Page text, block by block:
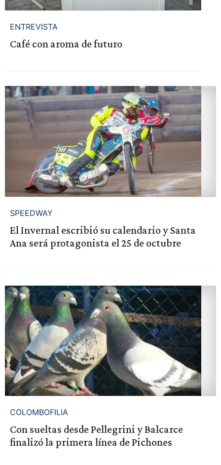
ENTREVISTA
Café con aroma de futuro
SPEEDWAY
El Invernal escribió su calendario y Santa
Ana será protagonista el 25 de octubre
COLOMBOFILIA
Con sueltas desde Pellegrini y Balcarce
finalizó la primera línea de Pichones